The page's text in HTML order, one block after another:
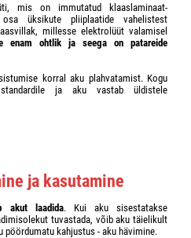
mis on immutatud klaaslaminaat-
üksikute pliiplaatide vahelistest
millesse elektrolüüt valamisel
enam ohtlik ja seega on patareide
korral aku plahvatamist. Kogu
ja aku vastab üldistele
ja kasutamine
akut laadida. Kui aku sisestatakse
tuvastada, võib aku täielikult
kahjustus - aku hävimine.